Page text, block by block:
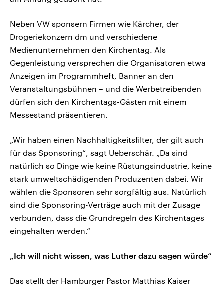
Neben VW sponsern Firmen wie Kärcher, der
Drogeriekonzern dm und verschiedene
Medienunternehmen den Kirchentag. Als
Gegenleistung versprechen die Organisatoren etwa
Anzeigen im Programmheft, Banner an den
Veranstaltungsbühnen – und die Werbetreibenden
dürfen sich den Kirchentags-Gästen mit einem
Messestand präsentieren.
„Wir haben einen Nachhaltigkeitsfilter, der gilt auch
für das Sponsoring“, sagt Ueberschär. „Da sind
natürlich so Dinge wie keine Rüstungsindustrie, keine
stark umweltschädigenden Produzenten dabei. Wir
wählen die Sponsoren sehr sorgfältig aus. Natürlich
sind die Sponsoring-Verträge auch mit der Zusage
verbunden, dass die Grundregeln des Kirchentages
eingehalten werden.“
„Ich will nicht wissen, was Luther dazu sagen würde“
Das stellt der Hamburger Pastor Matthias Kaiser